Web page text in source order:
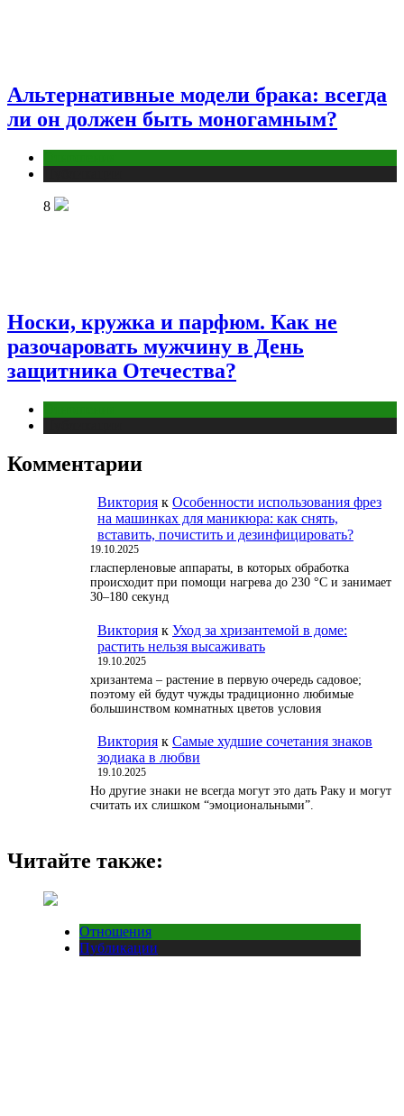
Альтернативные модели брака: всегда
ли он должен быть моногамным?
8
Носки, кружка и парфюм. Как не
разочаровать мужчину в День
защитника Отечества?
Комментарии
Виктория к Особенности использования фрез
на машинках для маникюра: как снять,
вставить, почистить и дезинфицировать?
19.10.2025
гласперленовые аппараты, в которых обработка
происходит при помощи нагрева до 230 °С и занимает
30–180 секунд
Виктория к Уход за хризантемой в доме:
растить нельзя высаживать
19.10.2025
хризантема – растение в первую очередь садовое;
поэтому ей будут чужды традиционно любимые
большинством комнатных цветов условия
Виктория к Самые худшие сочетания знаков
зодиака в любви
19.10.2025
Но другие знаки не всегда могут это дать Раку и могут
считать их слишком “эмоциональными”.
Читайте также:
Отношения
Публикации